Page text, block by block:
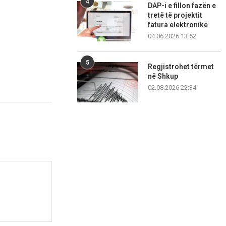
4
DAP-i e fillon fazën e
tretë të projektit
fatura elektronike
04.06.2026 13:52
5
Regjistrohet tërmet
në Shkup
02.08.2026 22:34